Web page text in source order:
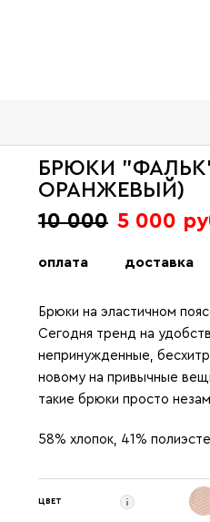
БРЮКИ
ОРАНЖЕВЫЙ)
10 000 5 000
оплата доставка
Брюки на эластичном
Сегодня тренд на
непринужденные,
новому на привычные
такие брюки просто
58% хлопок, 41%
ЦВЕТ